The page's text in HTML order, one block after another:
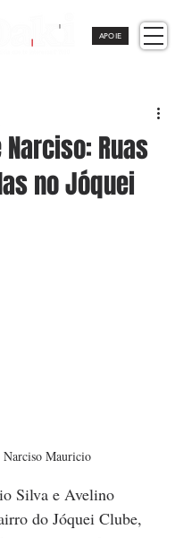
APOIE
Ruas
no Jóquei
Narciso Mauricio
Silva e Avelino
do Jóquei Clube,